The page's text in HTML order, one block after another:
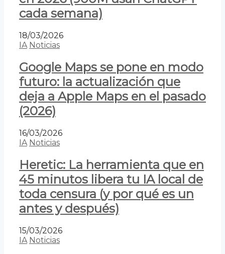
cada semana)
18/03/2026
IA Noticias
Google Maps se pone en modo
futuro: la actualización que
deja a Apple Maps en el pasado
(2026)
16/03/2026
IA Noticias
Heretic: La herramienta que en
45 minutos libera tu IA local de
toda censura (y por qué es un
antes y después)
15/03/2026
IA Noticias